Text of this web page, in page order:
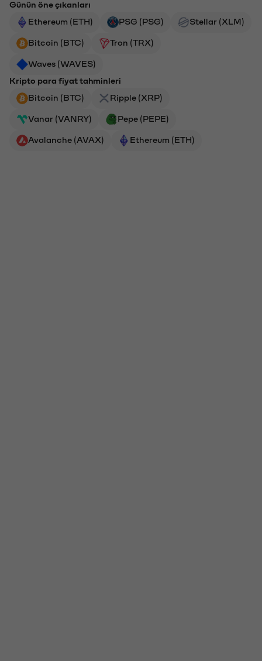
Günün öne çıkanları
Ethereum (ETH)
PSG (PSG) Stellar (XLM)
Bitcoin (BTC) Tron (TRX)
Waves (WAVES)
Kripto para fiyat tahminleri
Bitcoin (BTC)
Ripple (XRP)
Vanar (VANRY) Pepe (PEPE)
Avalanche (AVAX) Ethereum (ETH)